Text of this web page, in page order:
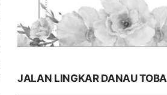
JALAN LINGKAR DANAU TOBA